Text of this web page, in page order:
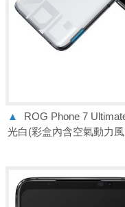
▲
ROG Phone 7
光白(彩盒內含空氣動力